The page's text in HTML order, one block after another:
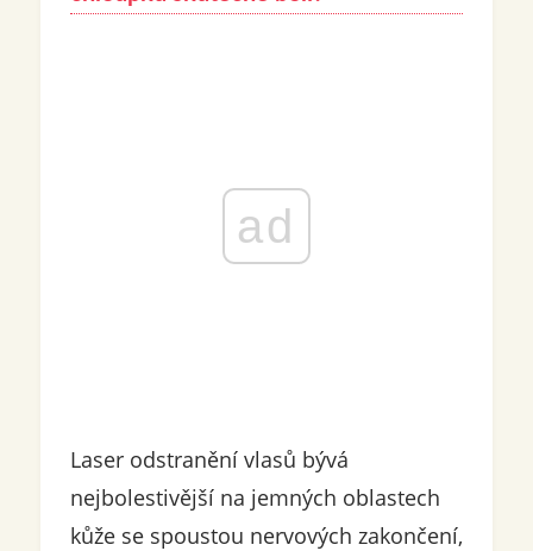
ad
Laser odstranění vlasů bývá
nejbolestivější na jemných oblastech
kůže se spoustou nervových zakončení,